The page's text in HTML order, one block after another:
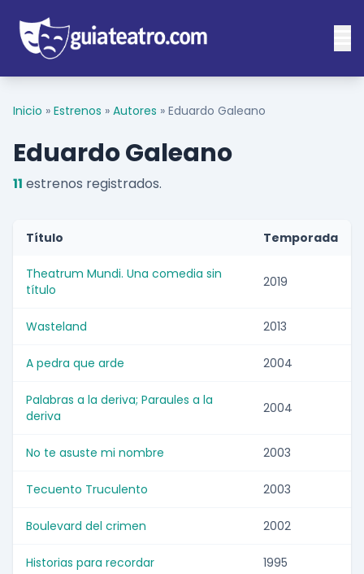
Inicio » Estrenos » Autores » Eduardo Galeano
Eduardo Galeano
11 estrenos registrados.
Título Temporada
Theatrum Mundi. Una comedia sin
título
2019
Wasteland 2013
A pedra que arde 2004
Palabras a la deriva; Paraules a la
deriva
2004
No te asuste mi nombre 2003
Tecuento Truculento 2003
Boulevard del crimen 2002
Historias para recordar 1995